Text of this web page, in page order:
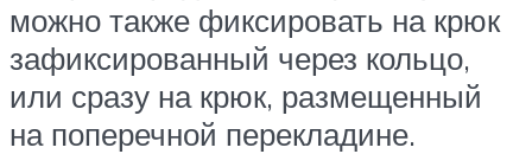
можно также фиксировать на крюк
зафиксированный через кольцо,
или сразу на крюк, размещенный
на поперечной перекладине.